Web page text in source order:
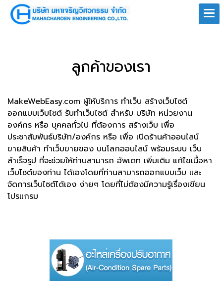
ลูกค้าของเรา
MakeWebEasy.com ผู้ให้บริการ ทำเว็บ สร้างเว็บไซต์
ออกแบบเว็บไซต์ รับทำเว็บไซต์ สำหรับ บริษัท หน่วยงาน
องค์กร หรือ บุคคลทั่วไป ที่ต้องการ สร้างเว็บ เพื่อ
ประชาสัมพันธ์บริษัท/องค์กร หรือ เพื่อ เปิดร้านค้าออนไลน์
ขายสินค้า ทำเว็บขายของ บนโลกออนไลน์ พร้อมระบบ เว็บ
สำเร็จรูป ที่จะช่วยให้ท่านสามารถ อัพเดท เพิ่มเติม แก้ไขเนื้อหา
เว็บไซต์ของท่าน ได้เองโดยที่ท่านสามารถออกแบบเว็บ และ
จัดการเว็บไซต์ได้เอง ง่ายๆ โดยที่ไม่ต้องมีความรู้เรื่องเขียน
โปรแกรม